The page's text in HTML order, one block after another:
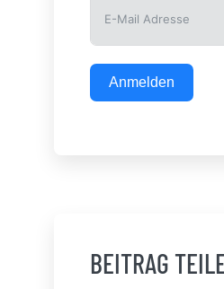
Anmelden
BEITRAG